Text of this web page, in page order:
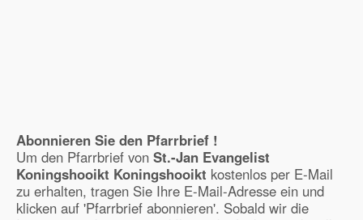
Abonnieren Sie den Pfarrbrief !
Um den Pfarrbrief von St.-Jan Evangelist
Koningshooikt Koningshooikt kostenlos per E-Mail
zu erhalten, tragen Sie Ihre E-Mail-Adresse ein und
klicken auf 'Pfarrbrief abonnieren'. Sobald wir die